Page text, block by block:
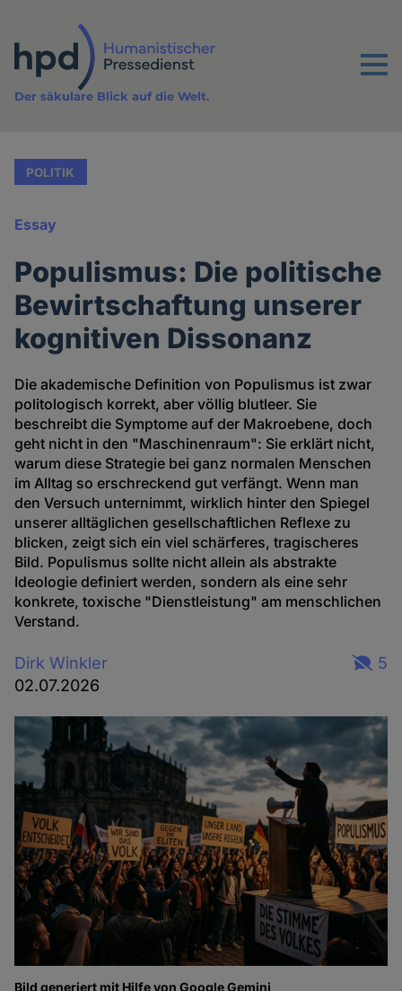
Inhalt
Menu
Der säkulare Blick auf die Welt.
POLITIK
Essay
Populismus: Die politische
Bewirtschaftung unserer
kognitiven Dissonanz
Die akademische Definition von Populismus ist zwar
politologisch korrekt, aber völlig blutleer. Sie
beschreibt die Symptome auf der Makroebene, doch
geht nicht in den "Maschinenraum": Sie erklärt nicht,
warum diese Strategie bei ganz normalen Menschen
im Alltag so erschreckend gut verfängt. Wenn man
den Versuch unternimmt, wirklich hinter den Spiegel
unserer alltäglichen gesellschaftlichen Reflexe zu
blicken, zeigt sich ein viel schärferes, tragischeres
Bild. Populismus sollte nicht allein als abstrakte
Ideologie definiert werden, sondern als eine sehr
konkrete, toxische "Dienstleistung" am menschlichen
Verstand.
Dirk Winkler
02.07.2026
5
Bild generiert mit Hilfe von Google Gemini